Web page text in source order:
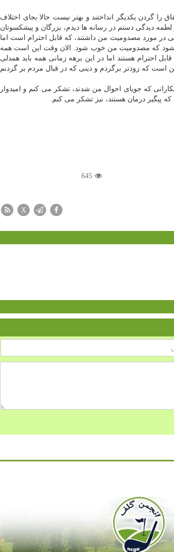
این اتفاق را گردن یکدیگر انداختند و بهتر نیست حالا بجای اختلاف
دیدگی دستم در رسانه ها دیدم، بزرگان و پیشکسوتان
در مورد مصدومیت من داشتند، که قابل احترام است اما
که مصدومیت من خوب شود. الان وقت این است همه
احترام هستند اما در این برهه زمانی همه باید همدلی
است که زودتر برگردم و دینی که در قبال مردم بر گردنم
و ورزشکارانی که جویای احوال من شدند، تشکر می کنم و امیدوار
پیگیر درمان هستند، نیز تشکر می کنم.
645
X